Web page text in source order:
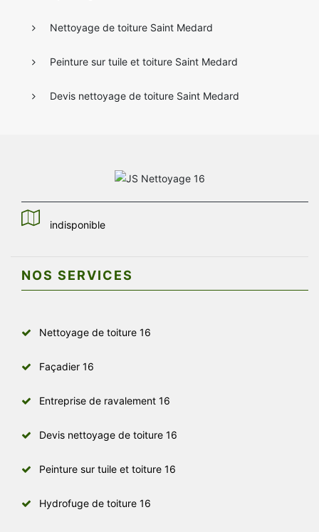
Nettoyage de toiture Saint Medard
Peinture sur tuile et toiture Saint Medard
Devis nettoyage de toiture Saint Medard
indisponible
NOS SERVICES
Nettoyage de toiture 16
Façadier 16
Entreprise de ravalement 16
Devis nettoyage de toiture 16
Peinture sur tuile et toiture 16
Hydrofuge de toiture 16